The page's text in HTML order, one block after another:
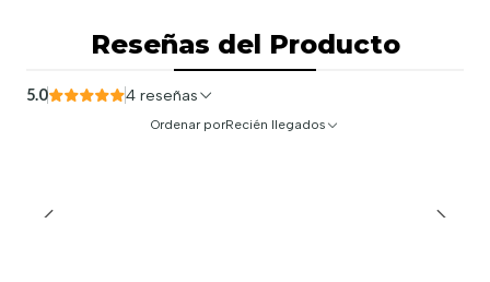
Reseñas del Producto
5.0 4 reseñas
Ordenar porRecién llegados